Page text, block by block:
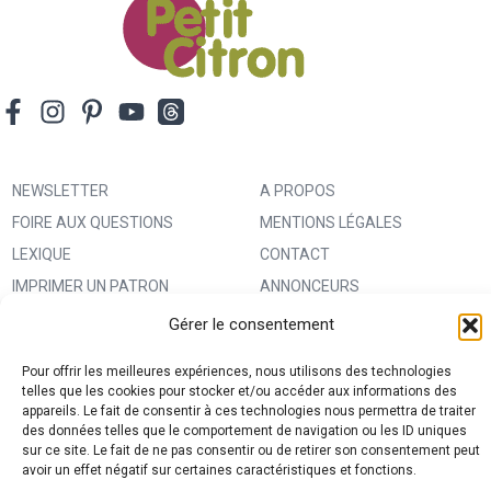
Gérer le consentement
Pour offrir les meilleures expériences, nous utilisons des technologies
telles que les cookies pour stocker et/ou accéder aux informations des
appareils. Le fait de consentir à ces technologies nous permettra de traiter
des données telles que le comportement de navigation ou les ID uniques
sur ce site. Le fait de ne pas consentir ou de retirer son consentement peut
avoir un effet négatif sur certaines caractéristiques et fonctions.
NEWSLETTER
FOIRE AUX QUESTIONS
LEXIQUE
IMPRIMER UN PATRON
MA BOUTIQUE CREATIVE FABRICA
A PROPOS
MENTIONS LÉGALES
CONTACT
ANNONCEURS
CONDITIONS GÉNÉRALES
POLITIQUE DE CONFIDENTIALITÉ
ET PROTECTION DES DONNÉES
(RGPD)
POLITIQUE DE COOKIES (UE)